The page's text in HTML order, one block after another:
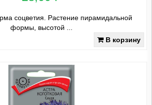
соцветия. Растение пирамидальной
формы, высотой ...
В корзину